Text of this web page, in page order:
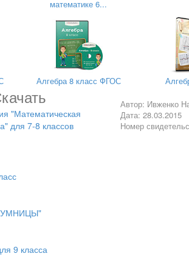
вёрст прошла каждая, если они шли с
времени, чтобы сварить 3 яйца всмятку?
у отца?
их по одной через каждый полчаса. На
80% площади. Эту фотографию
на увеличенной фотографии?
стоит книга?
произведению?
математике 6...
Алгебра 8 класс ФГОС
"Математическая
для 7-8 классов
Автор: Ивженко
Дата: 28.03.2015
Номер
УМНИЦЫ"
9 класса